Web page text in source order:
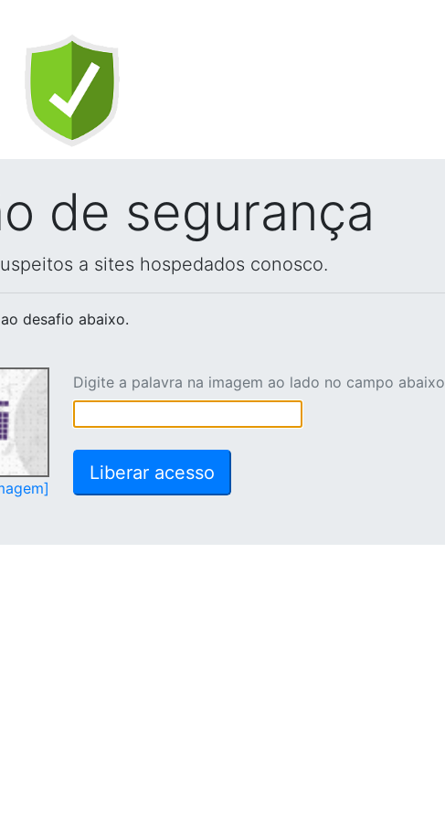
de segurança
a sites hospedados conosco.
desafio abaixo.
Digite a palavra na imagem ao lado no campo abaixo